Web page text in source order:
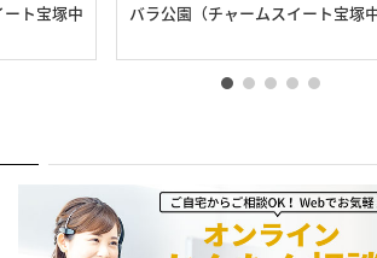
ト宝塚中 バラ公園（チャームスイート宝塚中